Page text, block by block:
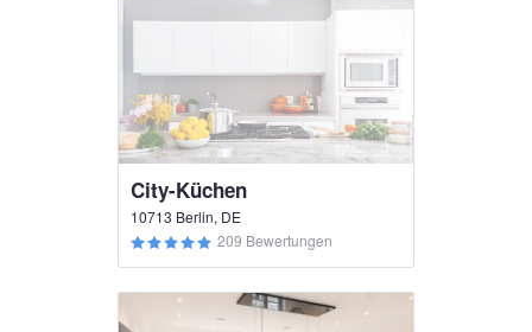
City-Küchen
10713 Berlin, DE
209 Bewertungen